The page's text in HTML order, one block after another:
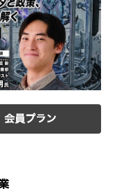
会員プラン